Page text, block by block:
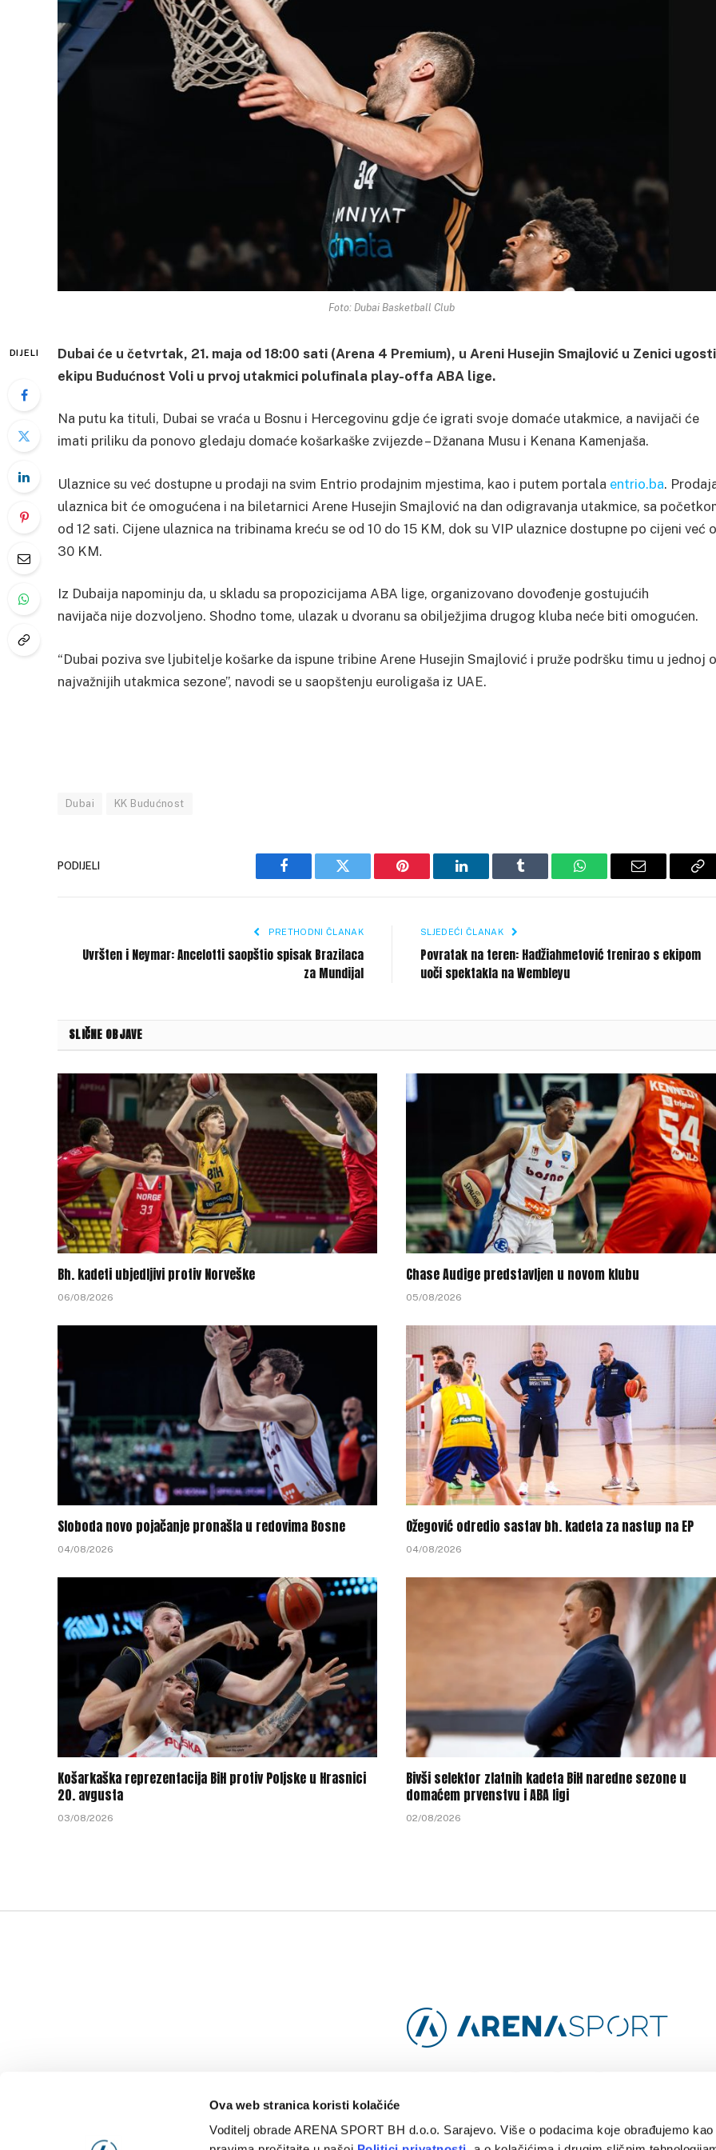
Ova web stranica koristi kolačiće
Voditelj obrade ARENA SPORT BH d.o.o. Sarajevo. Više o podacima koje obrađujemo
Foto: Dubai Basketball Club
DIJELI
Dubai će u četvrtak, 21. maja od 18:00 sati (Arena 4 Premium), u Areni Husejin Smajlović u Zenici
ekipu Budućnost Voli u prvoj utakmici polufinala play-offa ABA lige.
Na putu ka tituli, Dubai se vraća u Bosnu i Hercegovinu gdje će igrati svoje domaće utakmice, a navijači će
imati priliku da ponovo gledaju domaće košarkaške zvijezde – Džanana Musu i Kenana Kamenjaša.
Ulaznice su već dostupne u prodaji na svim Entrio prodajnim mjestima, kao i putem portala entrio.ba.
ulaznica bit će omogućena i na biletarnici Arene Husejin Smajlović na dan odigravanja utakmice, sa
od 12 sati. Cijene ulaznica na tribinama kreću se od 10 do 15 KM, dok su VIP ulaznice dostupne po cijeni već
30 KM.
Iz Dubaija napominju da, u skladu sa propozicijama ABA lige, organizovano dovođenje gostujućih
navijača nije dozvoljeno. Shodno tome, ulazak u dvoranu sa obilježjima drugog kluba neće biti omogućen.
“Dubai poziva sve ljubitelje košarke da ispune tribine Arene Husejin Smajlović i pruže podršku timu u jednoj
najvažnijih utakmica sezone”, navodi se u saopštenju euroligaša iz UAE.
Dubai KK Budućnost
PODIJELI
Facebook Twitter Pinterest LinkedIn Tumblr WhatsAppEmail
PRETHODNI ČLANAK
Uvršten i Neymar: Ancelotti saopštio spisak Brazilaca
za Mundijal
SLJEDEĆI ČLANAK
Povratak na teren: Hadžiahmetović trenirao s ekipom
uoči spektakla na Wembleyu
SLIČNE OBJAVE
Bh. kadeti ubjedljivi protiv Norveške
06/08/2026
Chase Audige predstavljen u novom klubu
05/08/2026
Sloboda novo pojačanje pronašla u redovima Bosne
04/08/2026
Ožegović odredio sastav bh. kadeta za nastup na EP
04/08/2026
Košarkaška reprezentacija BiH protiv Poljske u Hrasnici
20. avgusta
03/08/2026
Bivši selektor zlatnih kadeta BiH naredne sezone u
domaćem prvenstvu i ABA ligi
02/08/2026
NAJNOVIJE POLITIKA PRIVATNOSTI